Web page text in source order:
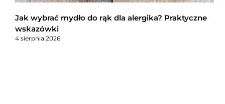
Jak wybrać mydło do rąk dla alergika? Praktyczne
wskazówki
4 sierpnia 2026